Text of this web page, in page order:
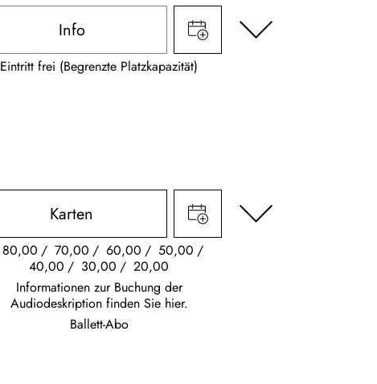
Info
Eintritt frei (Begrenzte Platzkapazität)
Karten
80,00 70,00 60,00
50,00
40,00
30,00
20,00
Informationen zur Buchung der
Audiodeskription finden Sie hier.
Ballett-Abo